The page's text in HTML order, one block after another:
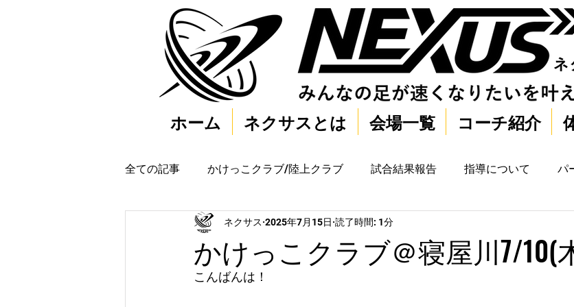
ホーム ネクサスとは 会場一覧 コーチ紹介
全ての記事 かけっこクラブ/陸上クラブ 試合結果報告 指導について パ
かけっこクラブ＠寝屋川7/10(
ネクサス 2025年7月15日 読了時間: 1分
こんばんは！